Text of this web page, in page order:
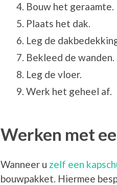
Bouw het geraamte.
Plaats het dak.
Leg de
Bekleed de wanden.
Leg de vloer.
Werk het geheel af.
Werken met
Wanneer u zelf een
bouwpakket. Hiermee